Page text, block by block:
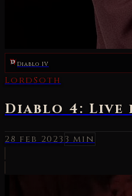
Diablo IV
LordSoth
Diablo 4:
28 feb 20233 min